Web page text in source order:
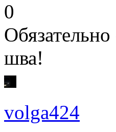
0
шва!
volga424